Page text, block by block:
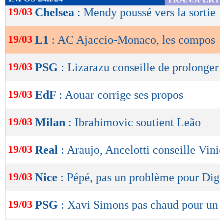
1,76 -1,47
statistiques toutes compétitions
Lu 4.631 fois - Romain Rigaux
de
OK
19/03 Chelsea : Mendy poussé vers la sortie
19/03 L1 : AC Ajaccio-Monaco, les compos
19/03 PSG : Lizarazu conseille de
19/03 EdF : Aouar corrige ses propos
19/03 Milan : Ibrahimovic soutient Leão
19/03 Real : Araujo, Ancelotti conseille
19/03 Nice : Pépé, pas un problème pour
19/03 PSG : Xavi Simons pas chaud pour